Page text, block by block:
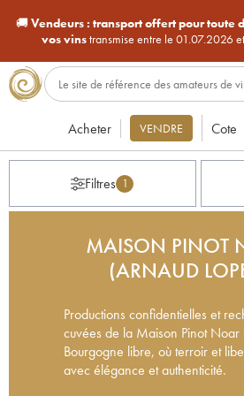
🚚Vendeurs : transport offert pour toute
vos vinstransmise entre le 01.07.2026
Acheter VENDRE Cote
Filtres 1
MAISON PINOT
(ARNAUD
Productions confidentielles et
cuvées de la Maison Pinot Noar
Bourgogne libre, où terroir et
avec élégance et authenticité.